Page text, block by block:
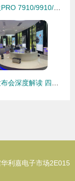
利嘉电子市场2E015